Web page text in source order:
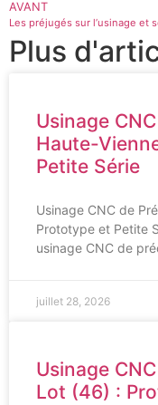
AVANT
Plus
Usinage
Haute-
Petite Série
Usinage CNC de
Prototype et Petite
usinage CNC de
juillet 28, 2026
Usinage
Lot (46) :